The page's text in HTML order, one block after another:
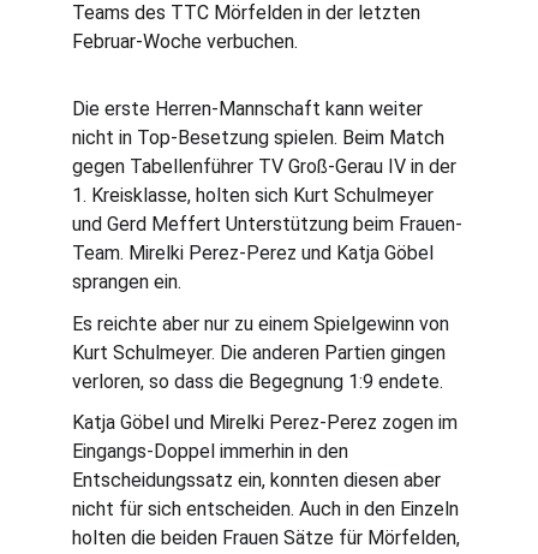
Teams des TTC Mörfelden in der letzten
Februar-Woche verbuchen.
Die erste Herren-Mannschaft kann weiter
nicht in Top-Besetzung spielen. Beim Match
gegen Tabellenführer TV Groß-Gerau IV in der
1. Kreisklasse, holten sich Kurt Schulmeyer
und Gerd Meffert Unterstützung beim Frauen-
Team. Mirelki Perez-Perez und Katja Göbel
sprangen ein.
Es reichte aber nur zu einem Spielgewinn von
Kurt Schulmeyer. Die anderen Partien gingen
verloren, so dass die Begegnung 1:9 endete.
Katja Göbel und Mirelki Perez-Perez zogen im
Eingangs-Doppel immerhin in den
Entscheidungssatz ein, konnten diesen aber
nicht für sich entscheiden. Auch in den Einzeln
holten die beiden Frauen Sätze für Mörfelden,